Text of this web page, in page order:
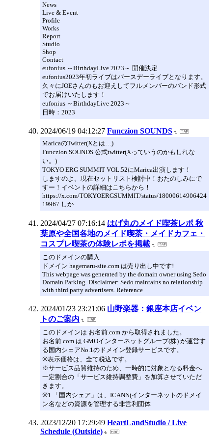
News
Live & Event
Profile
Works
Report
Studio
Shop
Contact
eufonius ～BirthdayLive 2023～ 開催決定
eufonius2023年初ライブはバースデーライブとなります。
久々にJOEさんのもお迎えしてフルメンバーのバンド形式
でお届けいたします！
eufonius ～BirthdayLive 2023～
日時：2023
2024/06/19 04:12:27 Funczion SOUNDS
MaricaのTwitter(Xとは…)
Funczion SOUNDS 公式twitter(Xっていうのかもしれな
い。)
TOKYO ERG SUMMIT VOL.52にMarica出演します！
しますのよ。現在セットリスト検討中！おたのしみにで
すー！イベントの詳細はこちらから！
https://x.com/TOKYOERGSUMMIT/status/18000614906424
19967 しか
2024/04/27 07:16:14 はげ丸のメイド喫茶レポ 秋
葉原や全国各地のメイド喫茶・メイドカフェ・
コスプレ喫茶の体験レポを掲載
このドメインの購入
ドメイン hagemaru-site.com は売り出し中です!
This webpage was generated by the domain owner using Sedo
Domain Parking. Disclaimer: Sedo maintains no relationship
with third party advertisers. Reference
2024/01/23 23:21:06 山野楽器：銀座本店イベン
トのご案内
このドメインは お名前.com から取得されました。
お名前.com は GMOインターネットグループ(株) が運営す
る国内シェアNo.1のドメイン登録サービスです。
※表示価格は、全て税込です。
※サービス品質維持のため、一時的に対象となる料金へ
一定割合の「サービス維持調整費」を加算させていただ
きます。
※1 「国内シェア」は、ICANN(インターネットのドメイ
ン名などの資源を管理する非営利団体
2023/12/20 17:29:49 HeartLandStudio / Live
Schedule (Outside)